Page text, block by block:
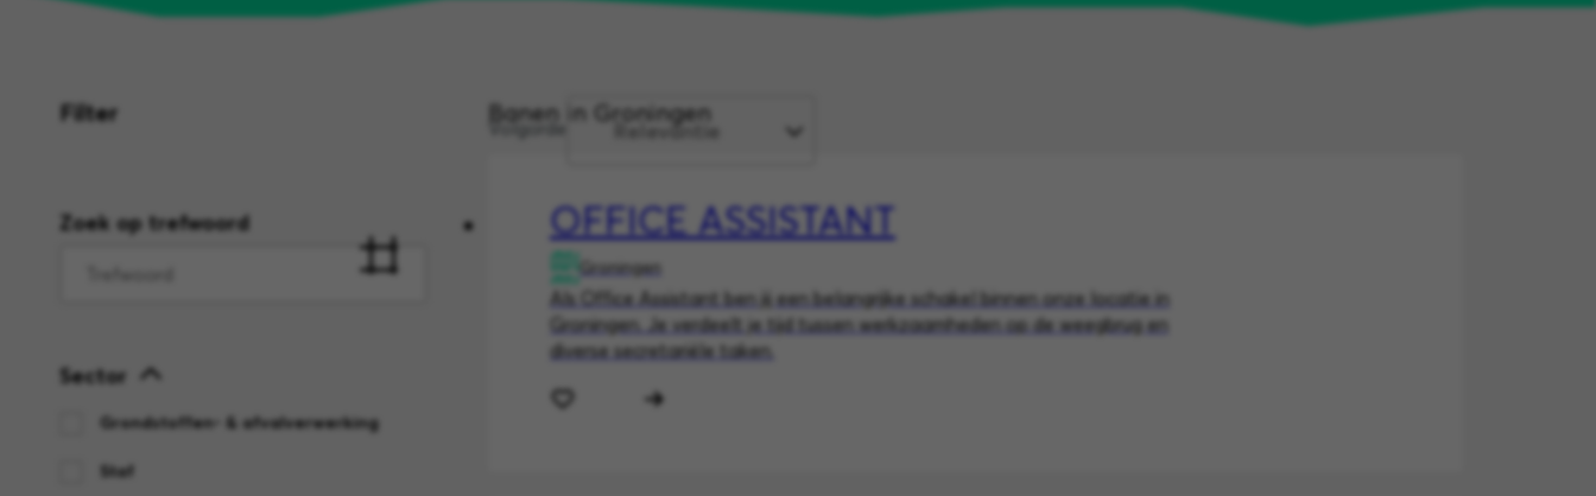
Filter
Zoek op trefwoord
Sector
Grondstoffen- & afvalverwerking
Staf
Banen in Groningen
OFFICE ASSISTANT
Groningen
Als Office Assistant ben jij een belangrijke schakel binnen onze locatie in
Groningen. Je verdeelt je tijd tussen werkzaamheden op de weegbrug en
diverse secretariële taken.